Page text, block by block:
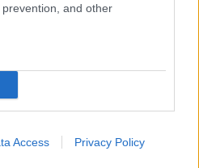
and other
Access Privacy Policy